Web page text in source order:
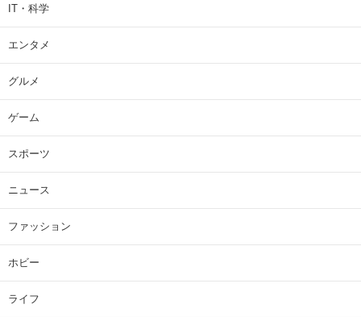
IT・科学
エンタメ
グルメ
ゲーム
スポーツ
ニュース
ファッション
ホビー
ライフ